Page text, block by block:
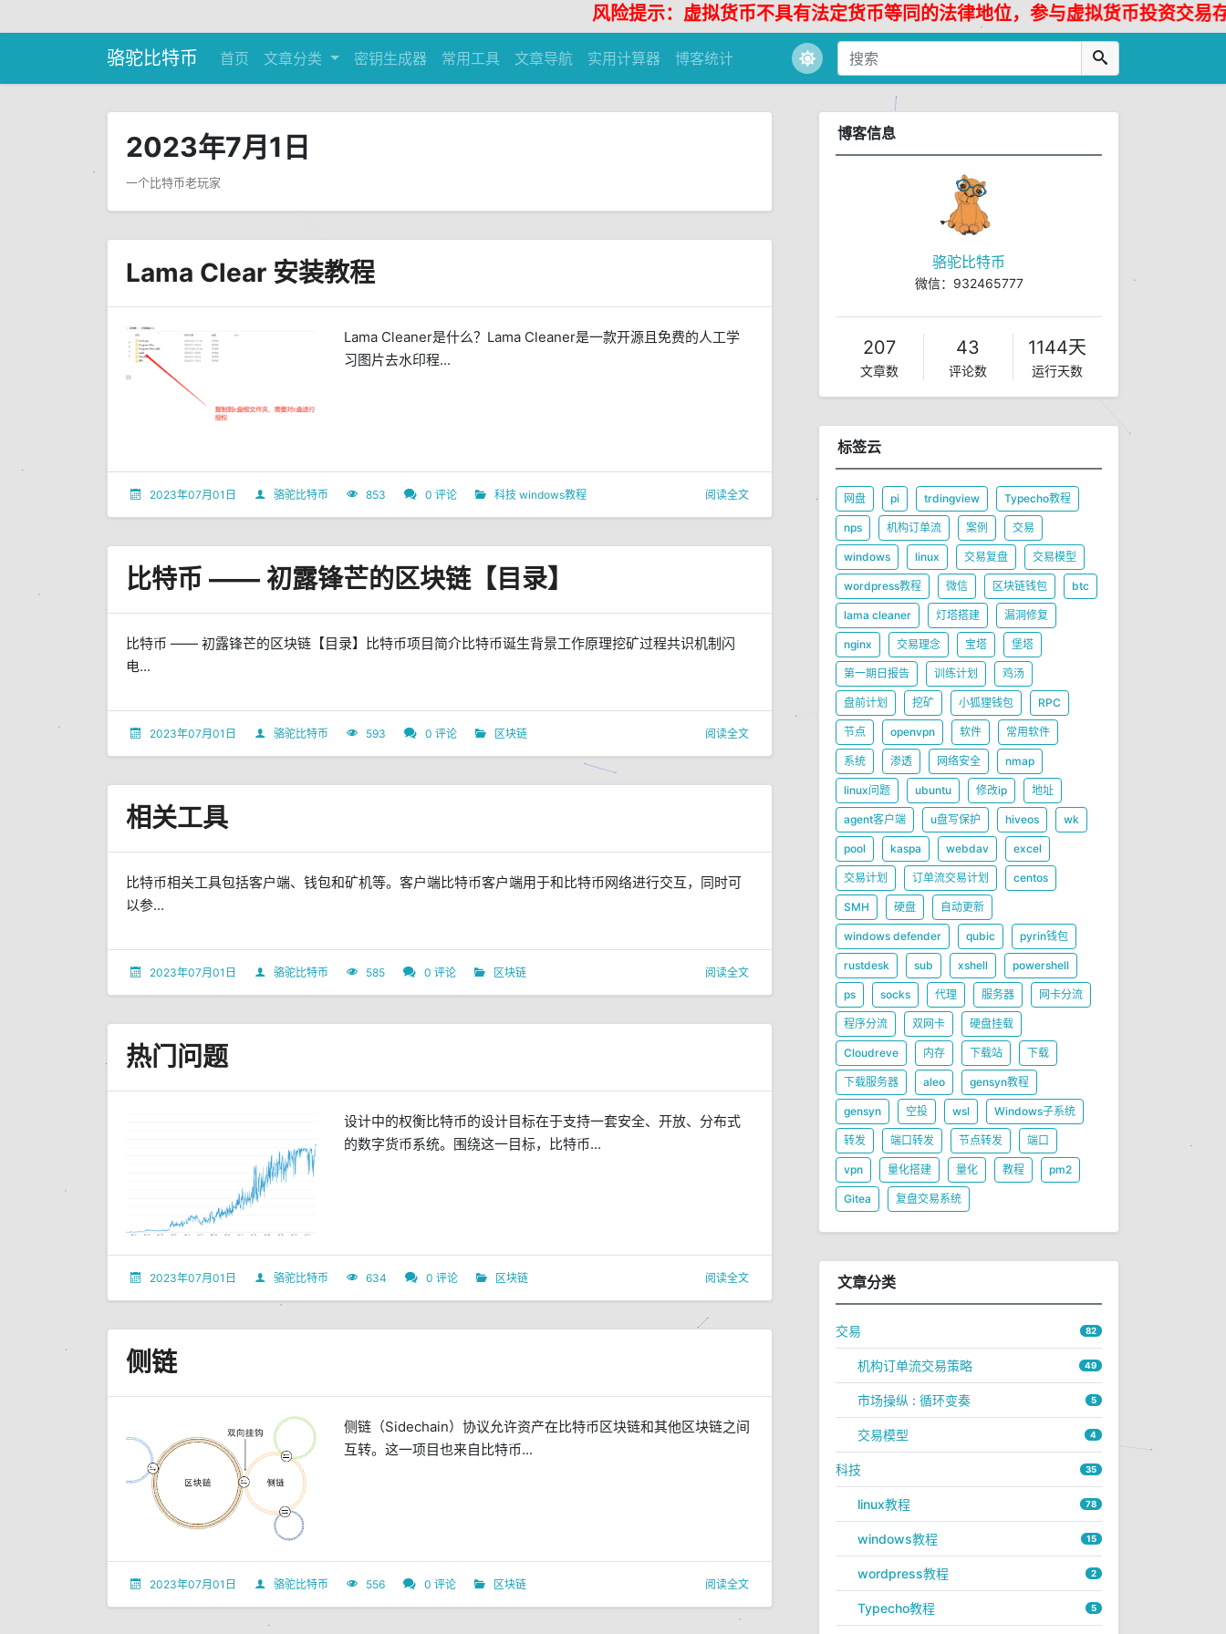
风险提示：虚拟货币不具有法定货币等同的法律地位，参与虚拟货币投资交易存在
骆驼比特币 首页 文章分类 密钥生成器 常用工具 文章导航 实用计算器 博客统计
2023年7月1日
一个比特币老玩家
Lama Clear 安装教程
Lama Cleaner是什么？Lama Cleaner是一款开源且免费的人工学
习图片去水印程...
2023年07月01日 骆驼比特币 853 0 评论 科技 windows教程 阅读全文
比特币 —— 初露锋芒的区块链【目录】
比特币 —— 初露锋芒的区块链【目录】比特币项目简介比特币诞生背景工作原理挖矿过程共识机制闪
电...
2023年07月01日 骆驼比特币 593 0 评论 区块链 阅读全文
相关工具
比特币相关工具包括客户端、钱包和矿机等。客户端比特币客户端用于和比特币网络进行交互，同时可
以参...
2023年07月01日 骆驼比特币 585 0 评论 区块链 阅读全文
热门问题
设计中的权衡比特币的设计目标在于支持一套安全、开放、分布式
的数字货币系统。围绕这一目标，比特币...
2023年07月01日 骆驼比特币 634 0 评论 区块链 阅读全文
侧链
侧链（Sidechain）协议允许资产在比特币区块链和其他区块链之间
互转。这一项目也来自比特币...
2023年07月01日 骆驼比特币 556 0 评论 区块链 阅读全文
博客信息
骆驼比特币
微信：932465777
207
文章数
43
评论数
1144天
运行天数
标签云
网盘 pi trdingview Typecho教程
nps 机构订单流 案例 交易
windows linux 交易复盘 交易模型
wordpress教程 微信 区块链钱包 btc
lama cleaner 灯塔搭建 漏洞修复
nginx 交易理念 宝塔 堡塔
第一期日报告 训练计划 鸡汤
盘前计划 挖矿 小狐狸钱包 RPC
节点 openvpn 软件 常用软件
系统 渗透 网络安全 nmap
linux问题 ubuntu 修改ip 地址
agent客户端 u盘写保护 hiveos wk
pool kaspa webdav excel
交易计划 订单流交易计划 centos
SMH 硬盘 自动更新
windows defender qubic pyrin钱包
rustdesk sub xshell powershell
ps socks 代理 服务器 网卡分流
程序分流 双网卡 硬盘挂载
Cloudreve 内存 下载站 下载
下载服务器 aleo gensyn教程
gensyn 空投 wsl Windows子系统
转发 端口转发 节点转发 端口
vpn 量化搭建 量化 教程 pm2
Gitea 复盘交易系统
文章分类
交易 82
机构订单流交易策略 49
市场操纵 : 循环变奏 5
交易模型 4
科技 35
linux教程 78
windows教程 15
wordpress教程 2
Typecho教程 5